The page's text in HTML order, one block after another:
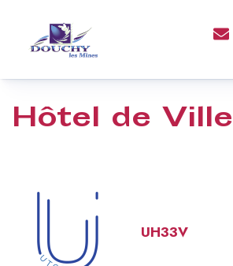
principal
Hôtel de Ville
UH33V